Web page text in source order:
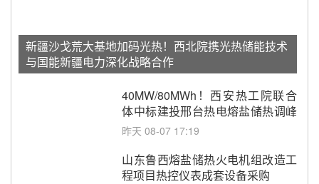
新疆沙戈荒大基地加码光热！西北院携光热储能技术
与国能新疆电力深化战略合作
40MW/80MWh！西安热工院联合
体中标建投邢台热电熔盐储热调峰
调频改造EPC项目
昨天 08-07 17:19
山东鲁西熔盐储热火电机组改造工
程项目热控仪表成套设备采购